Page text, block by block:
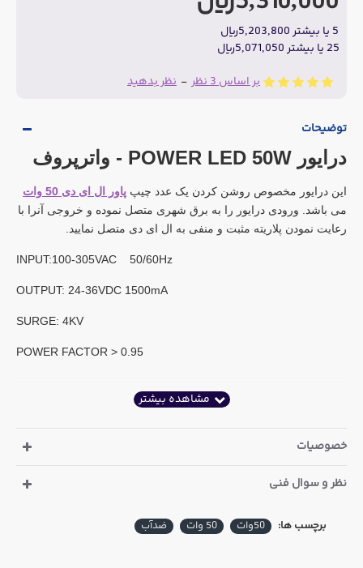
بر اساس 3 نظر - نظر بدهید
5 یا بیشتر 5,203,800ریال
25 یا بیشتر 5,071,050ریال
توضیحات
درایور POWER LED 50W - واترپروف
این درایور مخصوص روشن کردن یک عدد چیپ پاور ال ای دی 50 وات
می باشد. ورودی درایور را به برق شهری متصل نموده و خروجی آنرا با
رعایت نمودن پلاریته مثبت و منفی به ال ای دی متصل نمایید.
INPUT:100-305VAC 50/60Hz
OUTPUT: 24-36VDC 1500mA
SURGE: 4KV
POWER FACTOR > 0.95
خصوصیات
نظر و سوال فنی
برچسب ها: 50وات 50 وات ضدآب